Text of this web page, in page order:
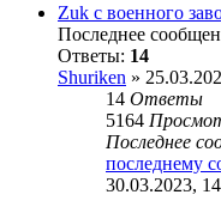
Zuk с военного
Последнее
Ответы: 14
Shuriken »
14 Ответы
5164
Последнее
последнему
30.03.2023,